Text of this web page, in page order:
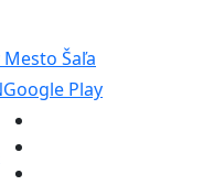
Google Play